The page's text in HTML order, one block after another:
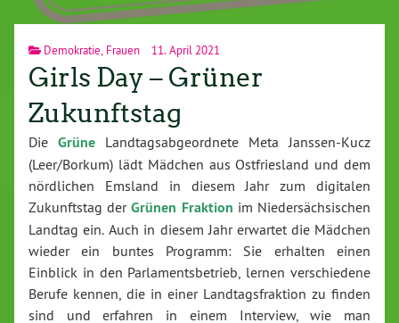
Demokratie, Frauen 11. April 2021
Girls Day – Grüner
Zukunftstag
Die Grüne Landtagsabgeordnete Meta Janssen-Kucz
(Leer/Borkum) lädt Mädchen aus Ostfriesland und dem
nördlichen Emsland in diesem Jahr zum digitalen
Zukunftstag derGrünen Fraktion im Niedersächsischen
Landtag ein. Auch in diesem Jahr erwartet die Mädchen
wieder ein buntes Programm: Sie erhalten einen
Einblick in den Parlamentsbetrieb, lernen verschiedene
Berufe kennen, die in einer Landtagsfraktion zu finden
sind und erfahren in einem Interview, wie man